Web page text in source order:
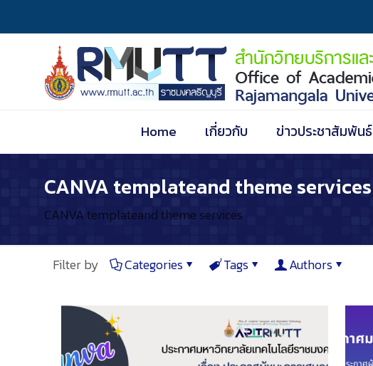
Home เกี่ยวกับ ข่าวประชาสัมพันธ์
CANVA templateand theme services
CANVA templateand theme services
Filter by Categories Tags Authors